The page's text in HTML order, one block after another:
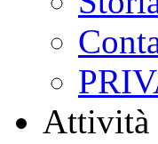
Attività